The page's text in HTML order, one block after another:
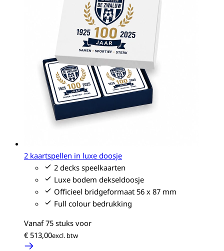
2 kaartspellen in luxe doosje
2 decks speelkaarten
Luxe bodem dekseldoosje
Officieel bridgeformaat 56 x 87 mm
Full colour bedrukking
Vanaf 75 stuks voor
€ 513,00